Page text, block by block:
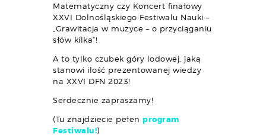
Matematyczny czy Koncert finałowy
XXVI Dolnośląskiego Festiwalu Nauki –
„Grawitacja w muzyce – o przyciąganiu
słów kilka”!
A to tylko czubek góry lodowej, jaką
stanowi ilość prezentowanej wiedzy
na XXVI DFN 2023!
Serdecznie zapraszamy!
(Tu znajdziecie pełen program
Festiwalu!)